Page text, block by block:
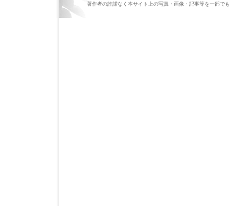
著作者の許諾なく本サイト上の写真・画像・記事等を一部で